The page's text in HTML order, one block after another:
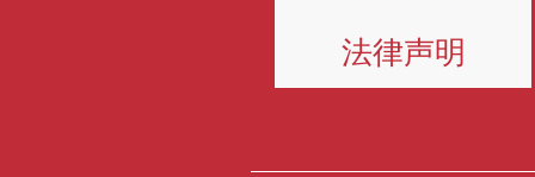
法律声明